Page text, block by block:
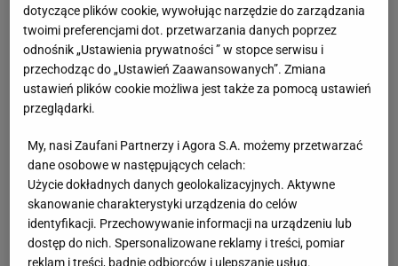
dotyczące plików cookie, wywołując narzędzie do zarządzania
twoimi preferencjami dot. przetwarzania danych poprzez
odnośnik „Ustawienia prywatności ” w stopce serwisu i
przechodząc do „Ustawień Zaawansowanych”. Zmiana
ustawień plików cookie możliwa jest także za pomocą ustawień
przeglądarki.
My, nasi Zaufani Partnerzy i Agora S.A. możemy przetwarzać
dane osobowe w następujących celach:
Użycie dokładnych danych geolokalizacyjnych. Aktywne
skanowanie charakterystyki urządzenia do celów
identyfikacji. Przechowywanie informacji na urządzeniu lub
dostęp do nich. Spersonalizowane reklamy i treści, pomiar
reklam i treści, badnie odbiorców i ulepszanie usług.